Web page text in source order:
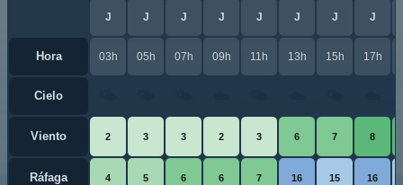
J J J J J J J J
Hora 03h 05h 07h 09h 11h 13h 15h 17h
Cielo
Viento 2 3 3 2 3 6 7 8
Ráfaga 4 5 6 6 7 16 15 16